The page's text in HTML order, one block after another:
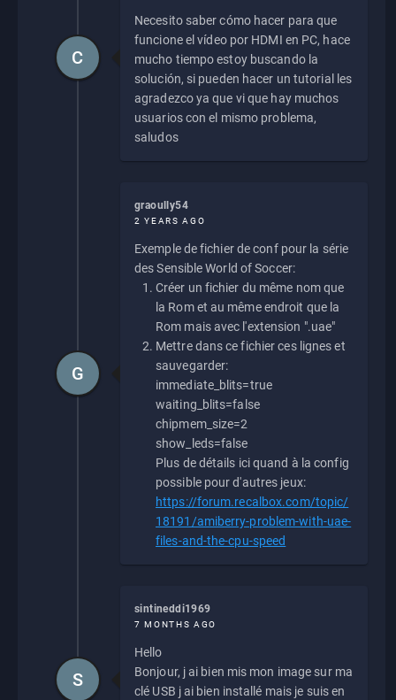
Necesito saber cómo hacer para que
funcione el vídeo por HDMI en PC, hace
mucho tiempo estoy buscando la
solución, si pueden hacer un tutorial les
agradezco ya que vi que hay muchos
usuarios con el mismo problema,
saludos
C
graoully54
2 YEARS AGO
Exemple de fichier de conf pour la série
des Sensible World of Soccer:
Créer un fichier du même nom que
la Rom et au même endroit que la
Rom mais avec l'extension ".uae"
Mettre dans ce fichier ces lignes et
sauvegarder:
immediate_blits=true
waiting_blits=false
chipmem_size=2
show_leds=false
Plus de détails ici quand à la config
possible pour d'autres jeux:
https://forum.recalbox.com/topic/
18191/amiberry-problem-with-uae-
files-and-the-cpu-speed
G
sintineddi1969
7 MONTHS AGO
Hello
Bonjour, j ai bien mis mon image sur ma
clé USB j ai bien installé mais je suis en
S